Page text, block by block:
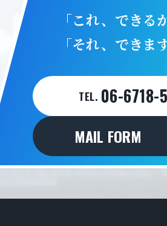
「これ、できる
「それ、できま
TEL. 06-6718-
MAIL FORM